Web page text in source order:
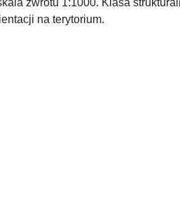
na terytorium.